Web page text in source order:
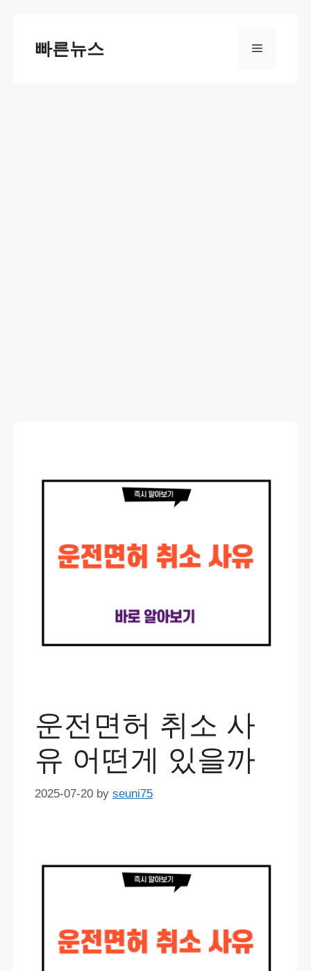
content
빠른뉴스 Menu
운전면허 취소 사
유 어떤게 있을까
2025-07-20 by seuni75